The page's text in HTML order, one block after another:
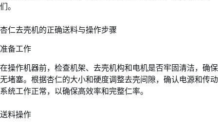
们。
杏仁去壳机的正确送料与操作步骤
准备工作
在操作机器前，检查机架、去壳机构和电机是否牢固清洁，确保
无堵塞。根据杏仁的大小和硬度调整去壳间隙，确认电源和传动
系统工作正常，以确保高效率和完整仁率。
送料操作